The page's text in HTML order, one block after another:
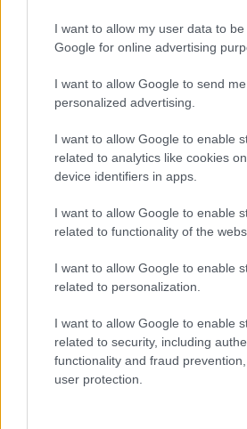
I want to allow my user data to
Google for online advertising
I want to allow Google to send me
personalized advertising.
I want to allow Google to enable
related to analytics like cookies
device identifiers in apps.
I want to allow Google to enable
related to functionality of the
I want to allow Google to enable
related to personalization.
I want to allow Google to enable
related to security, including
functionality and fraud
user protection.
50.000 κεραυνοί μέχρι
Σύμφωνα με δεδομένα από
αυτόματων
του Εθνικού
.gr, το μεγαλύτερο ύψος
μας ήταν ίσο με 102mm και
μετεωρολογικό σταθμό
Στην Αττική το
στον Άγιο Στέφανο και
Παράλληλα στην χώρα μας
καταγραφής κεραυνών Ζεύς